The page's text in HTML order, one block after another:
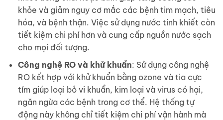
khỏe và giảm nguy cơ mắc các bệnh tim mạch, tiêu
hóa, và bệnh thận. Việc sử dụng nước tinh khiết còn
tiết kiệm chi phí hơn và cung cấp nguồn nước sạch
cho mọi đối tượng.
Công nghệ RO và khử khuẩn: Sử dụng công nghệ
RO kết hợp với khử khuẩn bằng ozone và tia cực
tím giúp loại bỏ vi khuẩn, kim loại và virus có hại,
ngăn ngừa các bệnh trong cơ thể. Hệ thống tự
động này không chỉ tiết kiệm chi phí vận hành mà